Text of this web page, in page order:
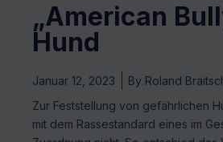
„American
Hund
Januar 12, 2023 By Roland
Zur Feststellung von gefährlichen
mit dem Rassestandard eines im